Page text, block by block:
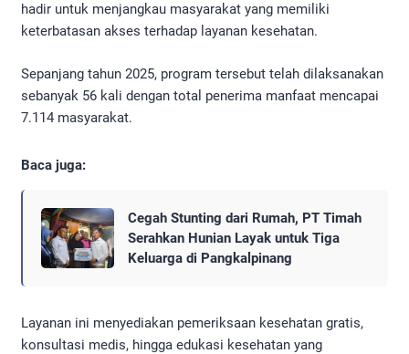
hadir untuk menjangkau masyarakat yang memiliki
keterbatasan akses terhadap layanan kesehatan.
Sepanjang tahun 2025, program tersebut telah dilaksanakan
sebanyak 56 kali dengan total penerima manfaat mencapai
7.114 masyarakat.
Baca juga:
Cegah Stunting dari Rumah, PT Timah
Serahkan Hunian Layak untuk Tiga
Keluarga di Pangkalpinang
Layanan ini menyediakan pemeriksaan kesehatan gratis,
konsultasi medis, hingga edukasi kesehatan yang